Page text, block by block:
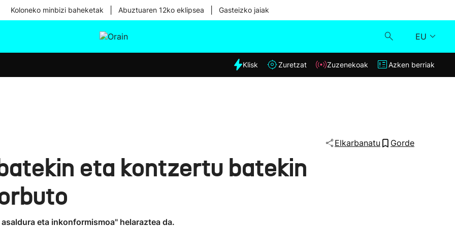
Koloneko minbizi baheketak Abuztuaren 12ko eklipsea Gasteizko jaiak
EU
Eguraldia
Klisk
Klisk Zuretzat Zuzenekoak Azken berriak
Elkarbanatu Gorde
eta kontzertu batekin
eta inkonformismoa" helaraztea da.